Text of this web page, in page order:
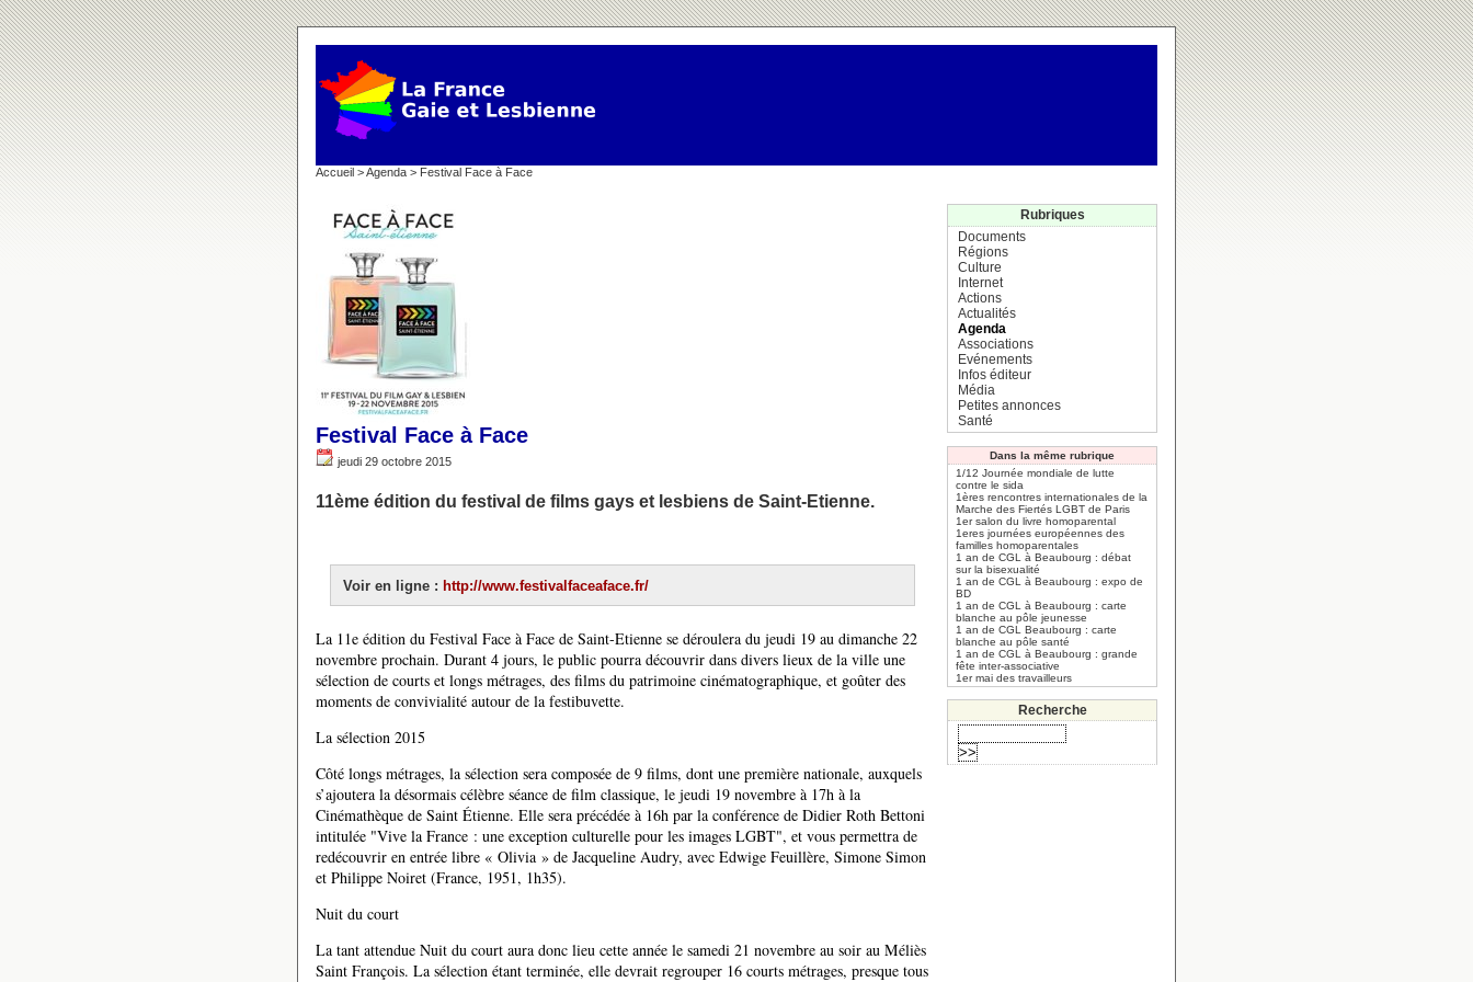
Accueil >Agenda > Festival Face à Face
Festival Face à Face
jeudi 29 octobre 2015
11ème édition du festival de films gays et lesbiens de Saint-Etienne.
Voir en ligne : http://www.festivalfaceaface.fr/
La 11e édition du Festival Face à Face de Saint-Etienne se déroulera du jeudi 19 au dimanche 22
novembre prochain. Durant 4 jours, le public pourra découvrir dans divers lieux de la ville une
sélection de courts et longs métrages, des films du patrimoine cinématographique, et goûter des
moments de convivialité autour de la festibuvette.
La sélection 2015
Côté longs métrages, la sélection sera composée de 9 films, dont une première nationale, auxquels
s’ajoutera la désormais célèbre séance de film classique, le jeudi 19 novembre à 17h à la
Cinémathèque de Saint Étienne. Elle sera précédée à 16h par la conférence de Didier Roth Bettoni
intitulée "Vive la France : une exception culturelle pour les images LGBT", et vous permettra de
redécouvrir en entrée libre « Olivia » de Jacqueline Audry, avec Edwige Feuillère, Simone Simon
et Philippe Noiret (France, 1951, 1h35).
Nuit du court
La tant attendue Nuit du court aura donc lieu cette année le samedi 21 novembre au soir au Méliès
Saint François. La sélection étant terminée, elle devrait regrouper 16 courts métrages, presque tous
Rubriques
Documents
Régions
Culture
Internet
Actions
Actualités
Agenda
Associations
Evénements
Infos éditeur
Média
Petites annonces
Santé
Dans la même rubrique
1/12 Journée mondiale de lutte
contre le sida
1ères rencontres internationales de la
Marche des Fiertés LGBT de Paris
1er salon du livre homoparental
1eres journées européennes des
familles homoparentales
1 an de CGL à Beaubourg : débat
sur la bisexualité
1 an de CGL à Beaubourg : expo de
BD
1 an de CGL à Beaubourg : carte
blanche au pôle jeunesse
1 an de CGL Beaubourg : carte
blanche au pôle santé
1 an de CGL à Beaubourg : grande
fête inter-associative
1er mai des travailleurs
Recherche